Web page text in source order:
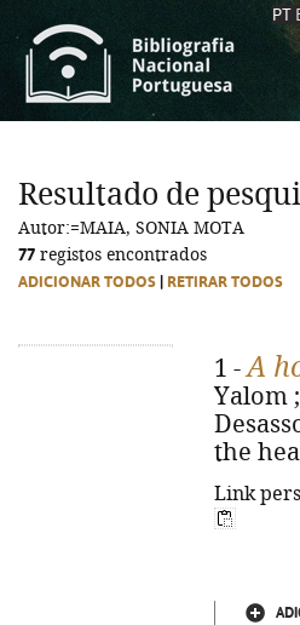
PT
Resultado de
Autor:=MAIA, SONIA MOTA
77 registos encontrados
ADICIONAR TODOS RETIRAR TODOS
1 -A
Yalom
the
Link